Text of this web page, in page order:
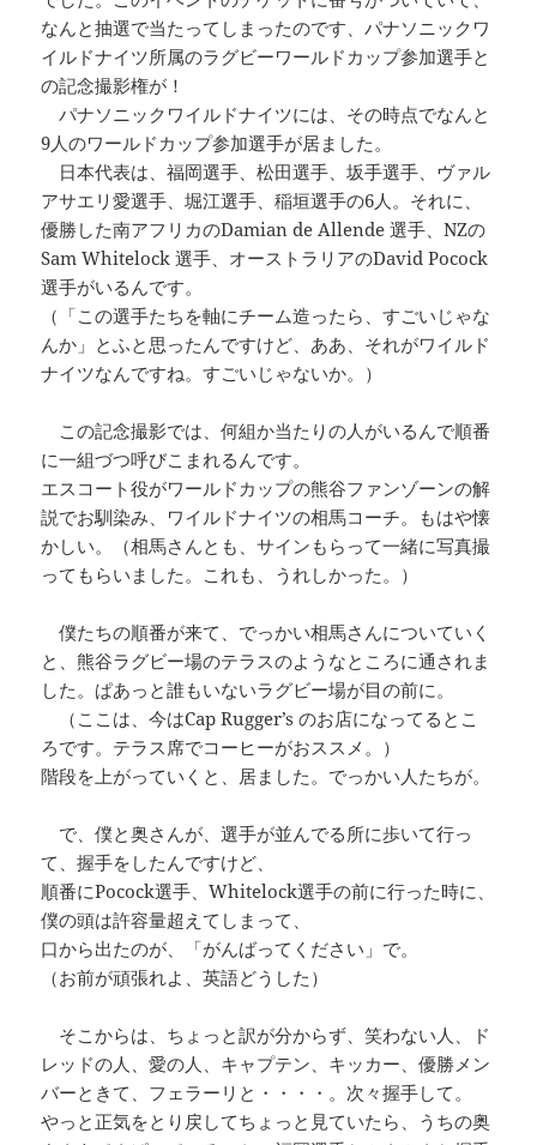
なんと抽選で当たってしまったのです、パナソニックワ
イルドナイツ所属のラグビーワールドカップ参加選手と
の記念撮影権が！
パナソニックワイルドナイツには、その時点でなんと
9人のワールドカップ参加選手が居ました。
日本代表は、福岡選手、松田選手、坂手選手、ヴァル
アサエリ愛選手、堀江選手、稲垣選手の6人。それに、
優勝した南アフリカのDamian de Allende 選手、NZの
Sam Whitelock 選手、オーストラリアのDavid Pocock
選手がいるんです。
（「この選手たちを軸にチーム造ったら、すごいじゃな
んか」とふと思ったんですけど、ああ、それがワイルド
ナイツなんですね。すごいじゃないか。）
この記念撮影では、何組か当たりの人がいるんで順番
に一組づつ呼びこまれるんです。
エスコート役がワールドカップの熊谷ファンゾーンの解
説でお馴染み、ワイルドナイツの相馬コーチ。もはや懐
かしい。（相馬さんとも、サインもらって一緒に写真撮
ってもらいました。これも、うれしかった。）
僕たちの順番が来て、でっかい相馬さんについていく
と、熊谷ラグビー場のテラスのようなところに通されま
した。ぱあっと誰もいないラグビー場が目の前に。
（ここは、今はCap Rugger’s のお店になってるとこ
ろです。テラス席でコーヒーがおススメ。）
階段を上がっていくと、居ました。でっかい人たちが。
で、僕と奥さんが、選手が並んでる所に歩いて行っ
て、握手をしたんですけど、
順番にPocock選手、Whitelock選手の前に行った時に、
僕の頭は許容量超えてしまって、
口から出たのが、「がんばってください」で。
（お前が頑張れよ、英語どうした）
そこからは、ちょっと訳が分からず、笑わない人、ド
レッドの人、愛の人、キャプテン、キッカー、優勝メン
バーときて、フェラーリと・・・・。次々握手して。
やっと正気をとり戻してちょっと見ていたら、うちの奥